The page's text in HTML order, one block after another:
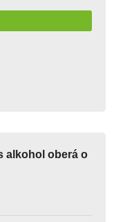
alkohol oberá o